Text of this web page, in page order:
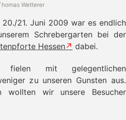
Wetterer
20./21. Juni 2009 war es endlich
Schrebergarten bei der
Hessen dabei.
fielen mit gelegentlichen
zu unseren Gunsten aus.
wollten wir unsere Besucher